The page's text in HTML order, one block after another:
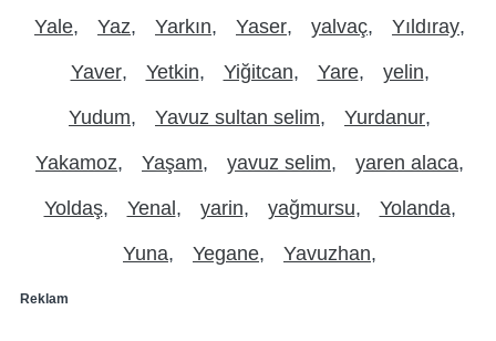
Yale Yaz Yarkın Yaser yalvaç Yıldıray
Yaver Yetkin Yiğitcan Yare yelin
Yudum Yavuz sultan selim Yurdanur
Yakamoz Yaşam yavuz selim yaren alaca
Yoldaş Yenal yarin yağmursu Yolanda
Yuna Yegane Yavuzhan
Reklam